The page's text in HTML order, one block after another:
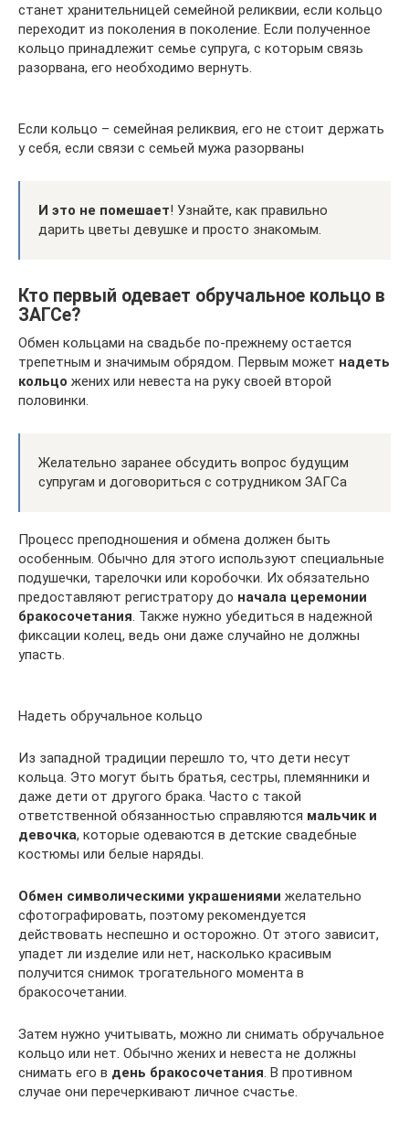
станет хранительницей семейной реликвии, если кольцо
переходит из поколения в поколение. Если полученное
кольцо принадлежит семье супруга, с которым связь
разорвана, его необходимо вернуть.
Если кольцо – семейная реликвия, его не стоит держать
у себя, если связи с семьей мужа разорваны
И это не помешает! Узнайте, как правильно
дарить цветы девушке и просто знакомым.
Кто первый одевает обручальное кольцо в
ЗАГСе?
Обмен кольцами на свадьбе по-прежнему остается
трепетным и значимым обрядом. Первым может надеть
кольцо жених или невеста на руку своей второй
половинки.
Желательно заранее обсудить вопрос будущим
супругам и договориться с сотрудником ЗАГСа
Процесс преподношения и обмена должен быть
особенным. Обычно для этого используют специальные
подушечки, тарелочки или коробочки. Их обязательно
предоставляют регистратору до начала церемонии
бракосочетания . Также нужно убедиться в надежной
фиксации колец, ведь они даже случайно не должны
упасть.
Надеть обручальное кольцо
Из западной традиции перешло то, что дети несут
кольца. Это могут быть братья, сестры, племянники и
даже дети от другого брака. Часто с такой
ответственной обязанностью справляются мальчик и
девочка, которые одеваются в детские свадебные
костюмы или белые наряды.
Обмен символическими украшениями желательно
сфотографировать, поэтому рекомендуется
действовать неспешно и осторожно. От этого зависит,
упадет ли изделие или нет, насколько красивым
получится снимок трогательного момента в
бракосочетании.
Затем нужно учитывать, можно ли снимать обручальное
кольцо или нет. Обычно жених и невеста не должны
снимать его в день бракосочетания . В противном
случае они перечеркивают личное счастье.